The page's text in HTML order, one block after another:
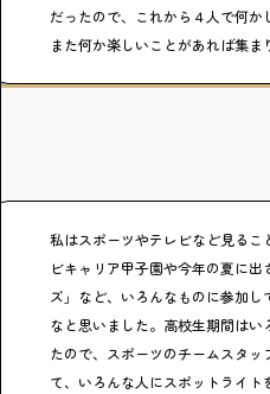
だったので、これから４人で何か
また何か楽しいことがあれば集ま
私はスポーツやテレビなど見る
ビキャリア甲子園や今年の夏に出
ズ」など、いろんなものに参加
なと思いました。高校生期間は
たので、スポーツのチームスタッ
て、いろんな人にスポットライ